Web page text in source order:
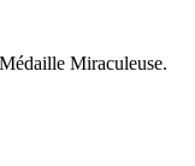
Miraculeuse.